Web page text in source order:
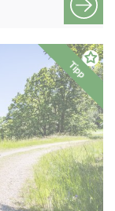
Tipp